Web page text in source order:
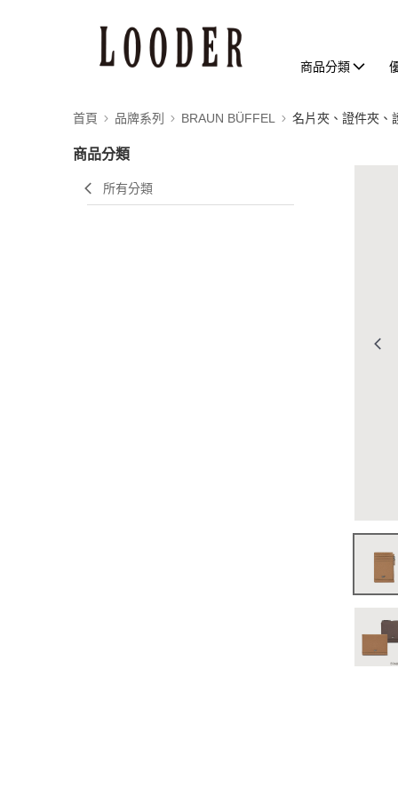
商品分類
首頁 品牌系列 BRAUN BÜFFEL 名片夾、證件夾、
商品分類
所有分類